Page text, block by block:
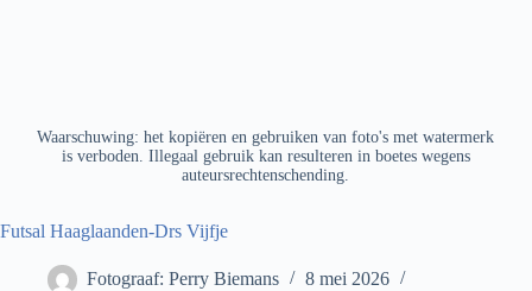
Waarschuwing: het kopiëren en gebruiken van foto's met watermerk
is verboden. Illegaal gebruik kan resulteren in boetes wegens
auteursrechtenschending.
Futsal Haaglaanden-Drs Vijfje
Fotograaf: Perry Biemans
8 mei 2026